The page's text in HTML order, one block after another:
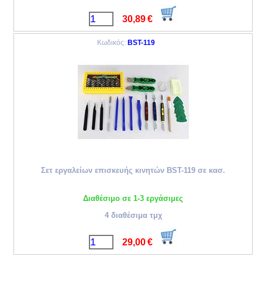
30,89€
Κωδικός: BST-119
Σετ εργαλείων επισκευής κινητών BST-119 σε κασ.
Διαθέσιμο σε 1-3 εργάσιμες
4 διαθέσιμα τμχ
29,00€